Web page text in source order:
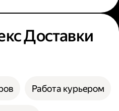
Доставки
Работа курьером